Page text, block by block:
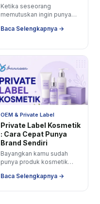
Ketika seseorang
memutuskan ingin punya
dua jalur produksi yang
orang...
Baca Selengkapnya →
OEM & Private Label
Private Label Kosmetik
: Cara Cepat Punya
Brand Sendiri
Bayangkan kamu sudah
punya produk kosmetik
sendiri, label yang kamu
Baca Selengkapnya →